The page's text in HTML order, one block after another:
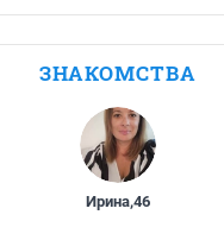
ЗНАКОМСТВА
Ирина,46